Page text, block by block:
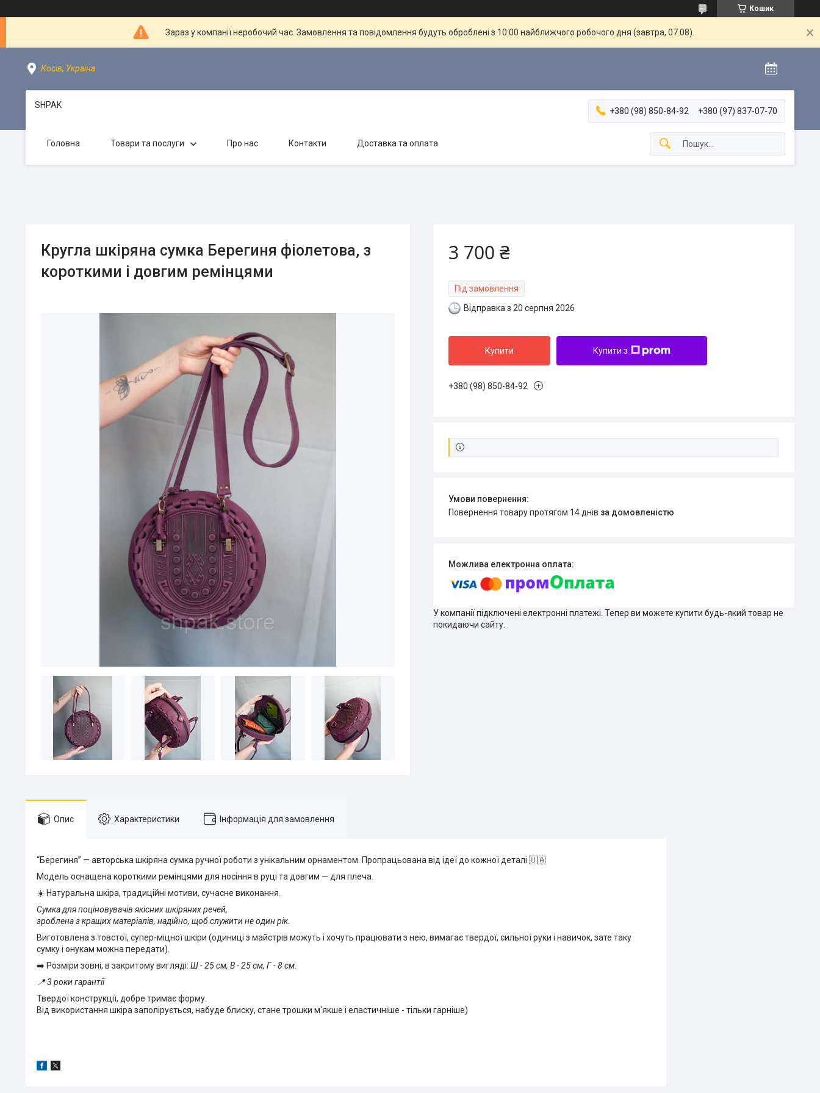
Кошик
Зараз у компанії неробочий час. Замовлення та повідомлення будуть оброблені з 10:00 найближчого робочого дня (завтра, 07.08).
Косів, Україна
SHPAK
+380 (98) 850-84-92 +380 (97) 837-07-70
Головна Товари та послуги Про нас Контакти Доставка та оплата
Кругла шкіряна сумка Берегиня фіолетова, з
короткими і довгим ремінцями
3 700 ₴
Під замовлення
Відправка з 20 серпня 2026
Купити Купити з
+380 (98) 850-84-92
повернення товару протягом 14 днів за домовленістю
У компанії підключені електронні платежі. Тепер ви можете купити будь-який товар не
покидаючи сайту.
Опис Характеристики Інформація для замовлення
“Берегиня” — авторська шкіряна сумка ручної роботи з унікальним орнаментом. Пропрацьована від ідеї до кожної деталі 🇺🇦
Модель оснащена короткими ремінцями для носіння в руці та довгим — для плеча.
☀️ Натуральна шкіра, традиційні мотиви, сучасне виконання.
Сумка для поціновувачів якісних шкіряних речей,
зроблена з кращих матеріалів, надійно, щоб служити не один рік.
Виготовлена ​​з товстої, супер-міцної шкіри (одиниці з майстрів можуть і хочуть працювати з нею, вимагає твердої, сильної руки і навичок, зате таку
сумку і онукам можна передати).
➡️ Розміри зовні, в закритому вигляді: Ш - 25 см, В - 25 см, Г - 8 см.
📍 3 роки гарантії
Твердої конструкції, добре тримає форму.
Від використання шкіра заполірується, набуде блиску, стане трошки м'якше і еластичніше - тільки гарніше)